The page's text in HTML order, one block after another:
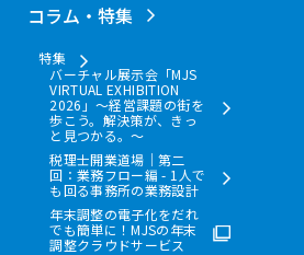
コラム・特集
特集
バーチャル展示会「MJS
VIRTUAL EXHIBITION
2026」～経営課題の街を
歩こう。解決策が、きっ
と見つかる。～
税理士開業道場｜第二
回：業務フロー編 - 1人で
も回る事務所の業務設計
年末調整の電子化をだれ
でも簡単に！MJSの年末
調整クラウドサービス